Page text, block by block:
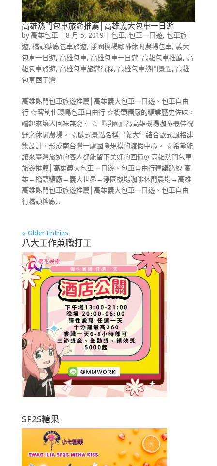
高雄熱門包車旅遊推薦│高雄義大包車一日遊
by 高雄包車 | 8 月 5, 2019 | 包車, 包車一日遊, 包車旅
遊, 橋頭糖廠包車旅遊, 淨園機場咖啡休閒農場包車, 義大
包車一日遊, 高雄包車, 高雄包車一日遊, 高雄包車推薦, 高
雄包車旅遊, 高雄包車旅遊行程, 高雄包車熱門景點, 高雄
包車西子灣
高雄熱門包車旅遊推薦│高雄義大包車一日遊、包車自由
行 ☆客制化環島包車自由行 ☆橋頭糖廠的糖業歷史佐味，
嚐起來讓人回味無窮。 ☆『淨園』為高雄機場咖啡最佳視
野之休閒農場。 ☆歐式景點名稱〝義大〞結合歐式風格建
築設計，形成南台灣一處國際規模的渡假中心。 ☆希望能
讓來臺灣旅遊的客人都能留下美好的回憶ღ 高雄熱門包車
旅遊推薦│高雄義大包車一日遊、包車自由行建議路線 高
雄→橋頭糖廠→義大世界→淨園機場咖啡休閒農場→高雄
高雄熱門包車旅遊推薦│高雄義大包車一日遊、包車自由
行橋頭糖廠...
« Older Entries
八大工作兼職打工
SP2S糖果